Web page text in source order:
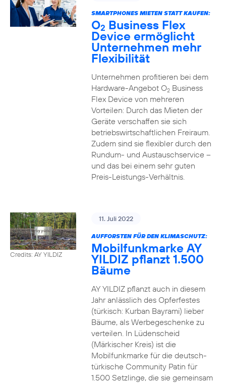
SMARTPHONES MIETEN STATT KAUFEN:
O2 Business Flex
Device ermöglicht
Unternehmen mehr
Flexibilität
Unternehmen profitieren bei dem
Hardware-Angebot O2Business
Flex Device von mehreren
Vorteilen: Durch das Mieten der
Geräte verschaffen sie sich
betriebswirtschaftlichen Freiraum.
Zudem sind sie flexibler durch den
Rundum- und Austauschservice –
und das bei einem sehr guten
Preis-Leistungs-Verhältnis.
Credits: AY YILDIZ
11. Juli 2022
AUFFORSTEN FÜR DEN KLIMASCHUTZ:
Mobilfunkmarke AY
YILDIZ pflanzt 1.500
Bäume
AY YILDIZ pflanzt auch in diesem
Jahr anlässlich des Opferfestes
(türkisch: Kurban Bayrami) lieber
Bäume, als Werbegeschenke zu
verteilen. In Lüdenscheid
(Märkischer Kreis) ist die
Mobilfunkmarke für die deutsch-
türkische Community Patin für
1.500 Setzlinge, die sie gemeinsam